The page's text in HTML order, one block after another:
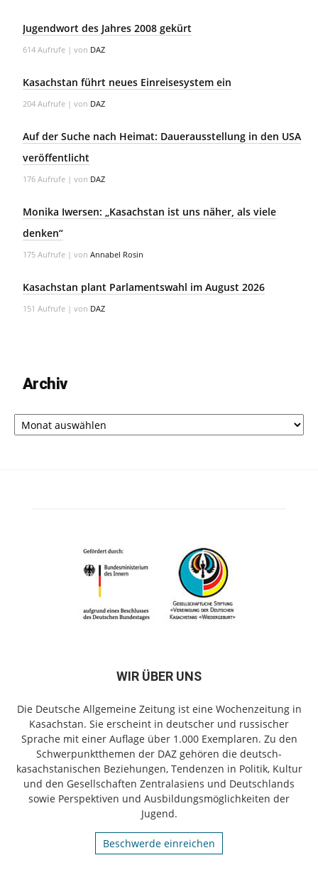
Jugendwort des Jahres 2008 gekürt
614 Aufrufe | von DAZ
Kasachstan führt neues Einreisesystem ein
204 Aufrufe | von DAZ
Auf der Suche nach Heimat: Dauerausstellung in den USA
veröffentlicht
176 Aufrufe | von DAZ
Monika Iwersen: „Kasachstan ist uns näher, als viele
denken“
175 Aufrufe | von Annabel Rosin
Kasachstan plant Parlamentswahl im August 2026
151 Aufrufe | von DAZ
Archiv
Archiv
WIR ÜBER UNS
Die Deutsche Allgemeine Zeitung ist eine Wochenzeitung in
Kasachstan. Sie erscheint in deutscher und russischer
Sprache mit einer Auflage über 1.000 Exemplaren. Zu den
Schwerpunktthemen der DAZ gehören die deutsch-
kasachstanischen Beziehungen, Tendenzen in Politik, Kultur
und den Gesellschaften Zentralasiens und Deutschlands
sowie Perspektiven und Ausbildungsmöglichkeiten der
Jugend.
Beschwerde einreichen